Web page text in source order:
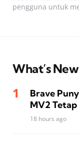
pengguna untuk
What’s New
Brave
MV2
18 hours ago